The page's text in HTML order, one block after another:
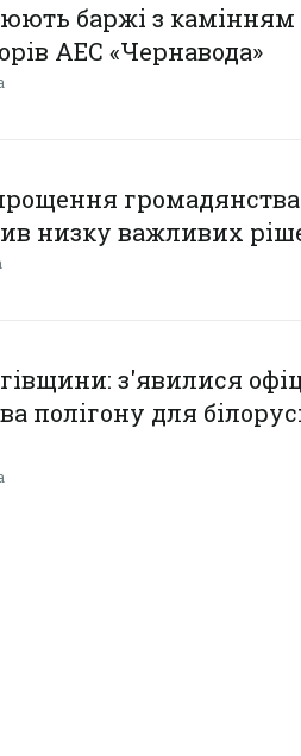
баржі з
АЕС «Чернавода»
низку важливих
з'явилися
полігону для